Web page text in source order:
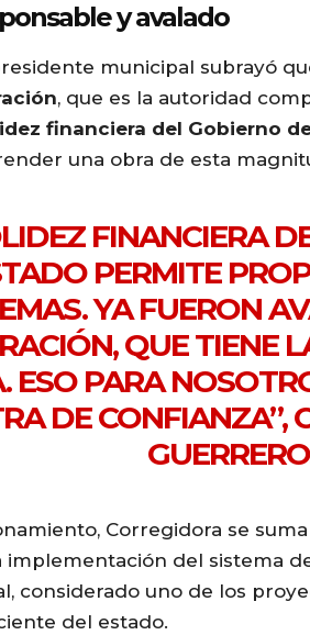
y avalado
municipal subrayó
, que es la autoridad
financiera del Gobierno
una obra de esta
FINANCIERA
PERMITE
YA FUERON
QUE TIENE
ESO PARA
DE CONFIANZA”,
Corregidora se
implementación del sistema
considerado uno de los
del estado.